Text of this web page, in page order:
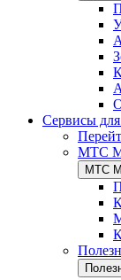
Сервисы
МТС
МТС